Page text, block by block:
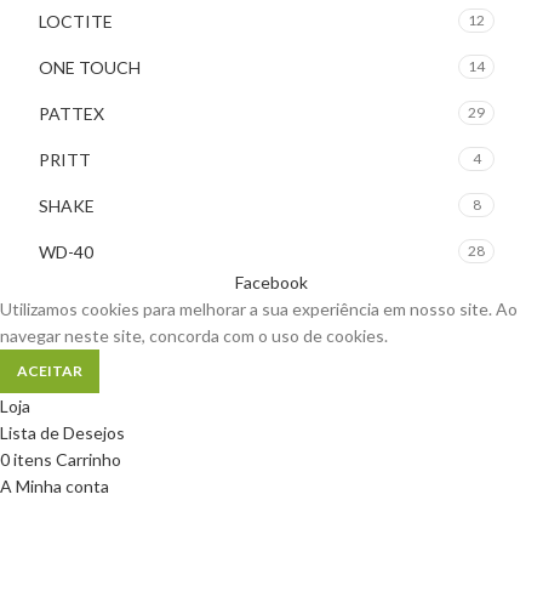
LOCTITE 12
ONE TOUCH 14
PATTEX 29
PRITT 4
SHAKE 8
WD-40 28
Facebook
Utilizamos cookies para melhorar a sua experiência em nosso site. Ao
navegar neste site, concorda com o uso de cookies.
ACEITAR
Loja
Lista de Desejos
0itens Carrinho
A Minha conta